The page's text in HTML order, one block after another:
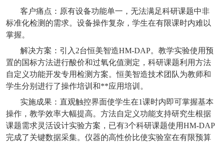
客户痛点：原有设备功能单一，无法满足科研课题中非
标准化检测的需求。设备操作复杂，学生在有限课时内难以
掌握。
解决方案：引入 2台恒美智造HM-DAP。教学实验使用预
置的国标方法进行酸价和过氧化值测定，科研课题利用方法
自定义功能开发专用检测方案。恒美智造技术团队为教师和
学生分别进行了操作培训和**应用培训。
实施成果：直观触控界面使学生在1课时内即可掌握基本
操作，教学效率大幅提高。方法自定义功能支持研究生根据
课题需求灵活设计实验方案，已有3个科研课题使用HM-DAP
完成了关键数据采集。仪器的高性价比使实验室在有限预算